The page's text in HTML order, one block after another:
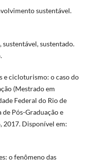
sustentável.
sustentado.
e cicloturismo: o caso do
(Mestrado em
Federal do Rio de
Pós-Graduação e
2017. Disponível em:
o fenômeno das